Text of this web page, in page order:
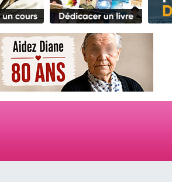
sur Zoom
sur WhatsApp
WhatsApp
sur WhatsApp
Music
pour Tsédaka : pauvres d'Israel
n°104 : Le Chabbath et le Birkat Hamazone
bénédiction
sur Zoom